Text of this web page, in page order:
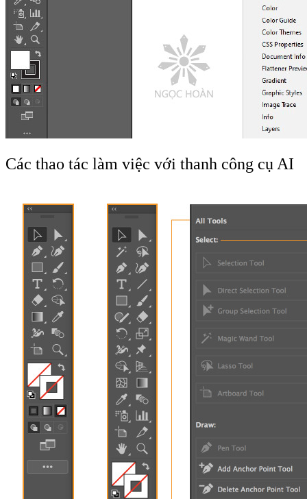
Các thao tác làm việc với thanh công cụ AI